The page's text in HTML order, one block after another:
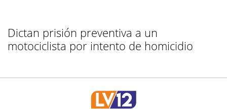
Dictan prisión preventiva a un
motociclista por intento de homicidio